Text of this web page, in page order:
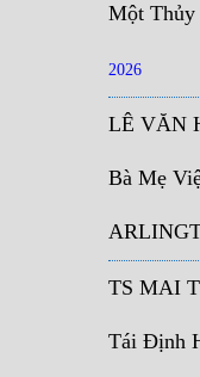
Một Thủy
2026
LÊ VĂN
Bà Mẹ
TS MAI
Tái Định